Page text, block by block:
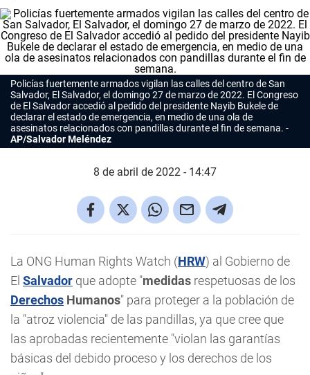
Policías fuertemente armados vigilan las calles del centro de San
Salvador, El Salvador, el domingo 27 de marzo de 2022. El Congreso
de El Salvador accedió al pedido del presidente Nayib Bukele de
declarar el estado de emergencia, en medio de una ola de
asesinatos relacionados con pandillas durante el fin de semana.
AP/Salvador Meléndez
8 de abril de 2022 - 14:47
La ONG Human Rights Watch (HRW) al Gobierno de
El Salvador que adopte "medidas respetuosas de los
Derechos Humanos" para proteger a la población de
la "atroz violencia" de las pandillas, ya que cree que
las aprobadas recientemente "violan las garantías
básicas del debido proceso y los derechos de los